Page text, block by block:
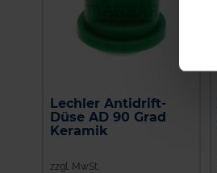
Lechler Antidrift-
Düse AD 90 Grad
Keramik
zzgl. MwSt.